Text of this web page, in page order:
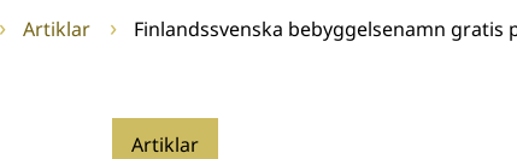
Artiklar Finlandssvenska bebyggelsenamn gratis
Artiklar